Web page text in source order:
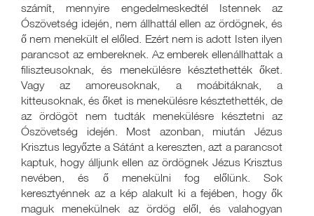
számít, mennyire engedelmeskedtél Istennek az
Ószövetség idején, nem állhattál ellen az ördögnek, és
ő nem menekült el előled. Ezért nem is adott Isten ilyen
parancsot az embereknek. Az emberek ellenállhattak a
filiszteusoknak, és menekülésre késztethették őket.
Vagy az amoreusoknak, a moábitáknak, a
kitteusoknak, és őket is menekülésre késztethették, de
az ördögöt nem tudták menekülésre késztetni az
Ószövetség idején. Most azonban, miután Jézus
Krisztus legyőzte a Sátánt a kereszten, azt a parancsot
kaptuk, hogy álljunk ellen az ördögnek Jézus Krisztus
nevében, és ő menekülni fog előlünk. Sok
keresztyénnek az a kép alakult ki a fejében, hogy ők
maguk menekülnek az ördög elől, és valahogyan